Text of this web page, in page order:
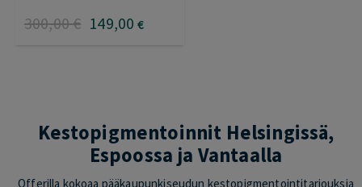
300,00€ 149,00 €
Kestopigmentoinnit Helsingissä,
Espoossa ja Vantaalla
Offerilla kokoaa pääkaupunkiseudun kestopigmentointitarjouksia